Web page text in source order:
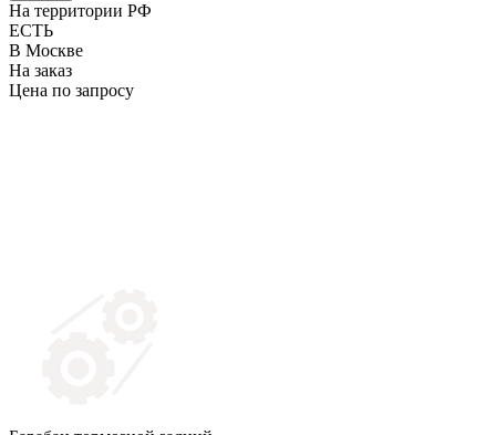
На территории РФ
ЕСТЬ
В Москве
На заказ
Цена по запросу